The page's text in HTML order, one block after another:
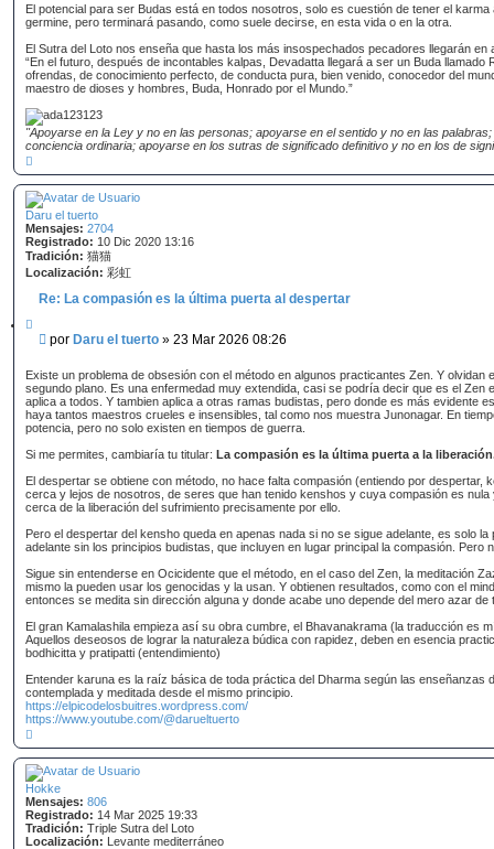
a
j
e
El potencial para ser Budas está en todos nosotros, solo es cuestión de tener el karma
germine, pero terminará pasando, como suele decirse, en esta vida o en la otra.
El Sutra del Loto nos enseña que hasta los más insospechados pecadores llegarán en
“En el futuro, después de incontables kalpas, Devadatta llegará a ser un Buda llamado
ofrendas, de conocimiento perfecto, de conducta pura, bien venido, conocedor del
maestro de dioses y hombres, Buda, Honrado por el Mundo.”
"Apoyarse en la Ley y no en las personas; apoyarse en el sentido y no en las
conciencia ordinaria; apoyarse en los sutras de significado definitivo y no en los de
r
i
b
a
Daru el tuerto
Mensajes: 2704
Registrado: 10 Dic 2020 13:16
Tradición: 猫猫
Localización: 彩虹
Re: La compasión es la última puerta al despertar
r
M
n
s
a
j
e
por Daru el tuerto » 23 Mar 2026 08:26
Existe un problema de obsesión con el método en algunos practicantes Zen. Y olvidan
segundo plano. Es una enfermedad muy extendida, casi se podría decir que es el Zen
aplica a todos. Y tambien aplica a otras ramas budistas, pero donde es más evidente
haya tantos maestros crueles e insensibles, tal como nos muestra Junonagar. En
potencia, pero no solo existen en tiempos de guerra.
Si me permites, cambiaría tu titular: La compasión es la última puerta a la
El despertar se obtiene con método, no hace falta compasión (entiendo por despertar,
cerca y lejos de nosotros, de seres que han tenido kenshos y cuya compasión es
cerca de la liberación del sufrimiento precisamente por ello.
Pero el despertar del kensho queda en apenas nada si no se sigue adelante, es solo
adelante sin los principios budistas, que incluyen en lugar principal la compasión. Pero
Sigue sin entenderse en Ocicidente que el método, en el caso del Zen, la meditación
mismo la pueden usar los genocidas y la usan. Y obtienen resultados, como con el
entonces se medita sin dirección alguna y donde acabe uno depende del mero azar
El gran Kamalashila empieza así su obra cumbre, el Bhavanakrama (la traducción es
Aquellos deseosos de lograr la naturaleza búdica con rapidez, deben en esencia
bodhicitta y pratipatti (entendimiento)
Entender karuna es la raíz básica de toda práctica del Dharma según las enseñanzas
contemplada y meditada desde el mismo principio.
https://elpicodelosbuitres.wordpress.com/
https://www.youtube.com/@darueltuerto
r
i
b
a
Hokke
Mensajes: 806
Registrado: 14 Mar 2025 19:33
Tradición: Triple Sutra del Loto
Localización: Levante mediterráneo